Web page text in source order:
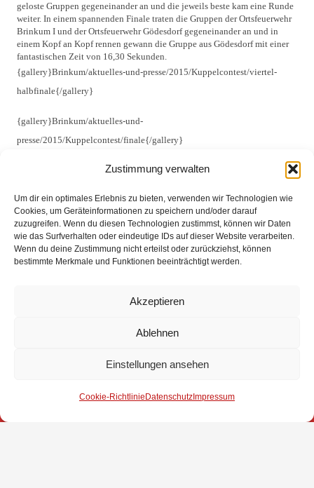
Zustimmung verwalten
Um dir ein optimales Erlebnis zu bieten, verwenden wir Technologien wie
Cookies, um Geräteinformationen zu speichern und/oder darauf
zuzugreifen. Wenn du diesen Technologien zustimmst, können wir Daten
wie das Surfverhalten oder eindeutige IDs auf dieser Website verarbeiten.
Wenn du deine Zustimmung nicht erteilst oder zurückziehst, können
bestimmte Merkmale und Funktionen beeinträchtigt werden.
Akzeptieren
Ablehnen
Einstellungen ansehen
Cookie-Richtlinie Datenschutz Impressum
geloste Gruppen gegeneinander an und die jeweils beste kam eine Runde
weiter. In einem spannenden Finale traten die Gruppen der Ortsfeuerwehr
Brinkum I und der Ortsfeuerwehr Gödesdorf gegeneinander an und in
einem Kopf an Kopf rennen gewann die Gruppe aus Gödesdorf mit einer
fantastischen Zeit von 16,30 Sekunden.
{gallery}Brinkum/aktuelles-und-presse/2015/Kuppelcontest/viertel-
halbfinale{/gallery}
{gallery}Brinkum/aktuelles-und-
presse/2015/Kuppelcontest/finale{/gallery}
Gruppe erhielt für ihre Teilnahme einen Beutel mit deftigem Inhalt
überreicht und die Ortsfeuerwehr Gödesdorf erhielt den begehrten
Wanderpokal. Thomas Erdt bedankte sich im Anschluss noch bei
Ausrichterteam sowie den Schiedsrichtern und beendete den 4. Brinkumer
Kuppelcontest 2015 und lud zum gemütlichen Ausklingen ein.